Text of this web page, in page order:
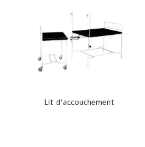
Lit d’accouchement